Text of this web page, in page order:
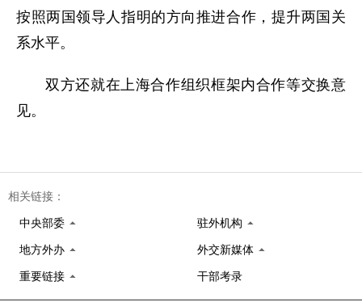
按照两国领导人指明的方向推进合作，提升两国关
系水平。
双方还就在上海合作组织框架内合作等交换意
见。
相关链接：
中央部委 驻外机构
地方外办 外交新媒体
重要链接 干部考录